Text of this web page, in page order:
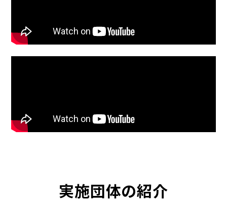
実施団体の紹介